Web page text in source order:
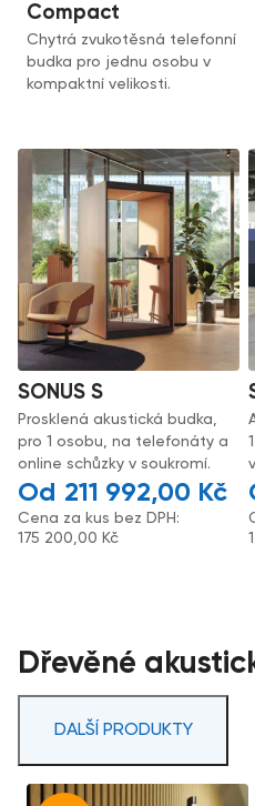
Compact
Chytrá zvukotěsná telefonní
budka pro jednu osobu v
kompaktní velikosti.
SONUS S
Prosklená akustická budka,
pro 1 osobu, na telefonáty a
online schůzky v soukromí.
211 992,00 Kč
Cena za kus bez DPH:
175 200,00 Kč
Dřevěné
DALŠÍ PRODUKTY